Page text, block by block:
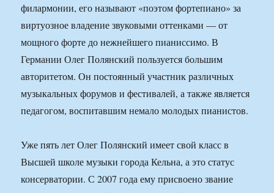
филармонии, его называют «поэтом фортепиано» за
виртуозное владение звуковыми оттенками — от
мощного форте до нежнейшего пианиссимо. В
Германии Олег Полянский пользуется большим
авторитетом. Он постоянный участник различных
музыкальных форумов и фестивалей, а также является
педагогом, воспитавшим немало молодых пианистов.
Уже пять лет Олег Полянский имеет свой класс в
Высшей школе музыки города Кельна, а это статус
консерватории. С 2007 года ему присвоено звание